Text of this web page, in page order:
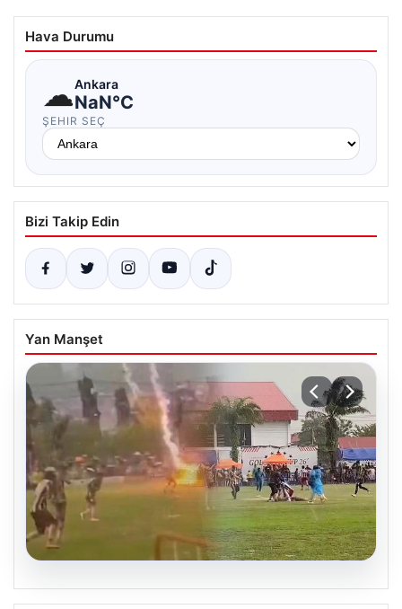
Hava Durumu
☁Ankara
NaN°C
ŞEHIR SEÇ
Bizi Takip Edin
Yan Manşet